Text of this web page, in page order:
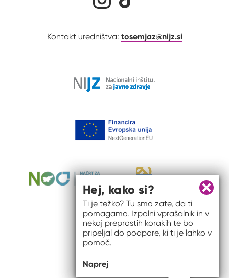
Kontakt uredništva: tosemjaz@nijz.si
Zapri
Hej, kako si?
Ti je težko? Tu smo zate, da ti
pomagamo. Izpolni vprašalnik in v
nekaj preprostih korakih te bo
pripeljal do podpore, ki ti je lahko v
pomoč.
Naprej